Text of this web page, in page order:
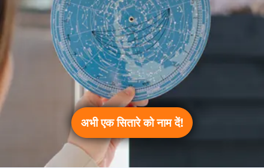
अभी एक सितारे को नाम दें!